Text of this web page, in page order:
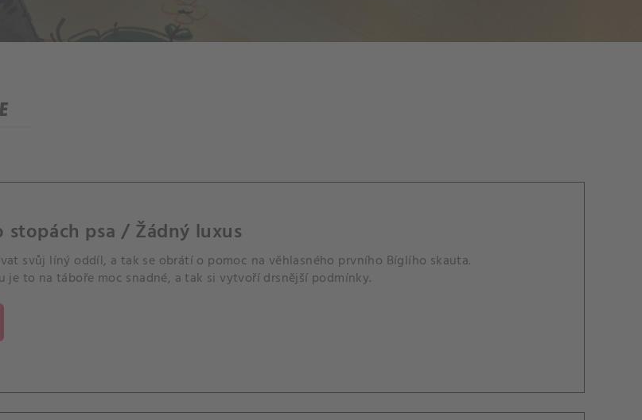
stopách psa / Žádný luxus
svůj líný oddíl, a tak se obrátí o pomoc na věhlasného prvního Bíglího skauta.
je to na táboře moc snadné, a tak si vytvoří drsnější podmínky.